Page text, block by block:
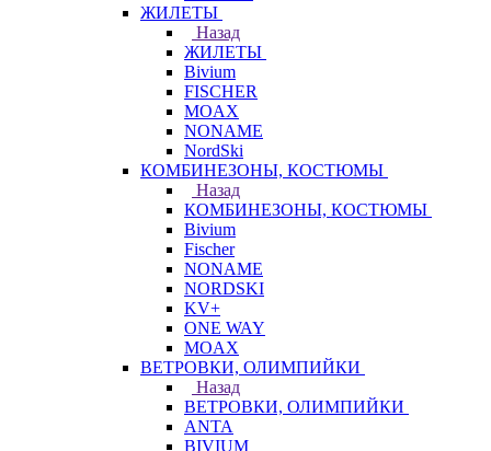
ЖИЛЕТЫ
Назад
ЖИЛЕТЫ
Bivium
FISCHER
MOAX
NONAME
NordSki
КОМБИНЕЗОНЫ, КОСТЮМЫ
Назад
КОМБИНЕЗОНЫ, КОСТЮМЫ
Bivium
Fischer
NONAME
NORDSKI
KV+
ONE WAY
MOAX
ВЕТРОВКИ, ОЛИМПИЙКИ
Назад
ВЕТРОВКИ, ОЛИМПИЙКИ
ANTA
BIVIUM